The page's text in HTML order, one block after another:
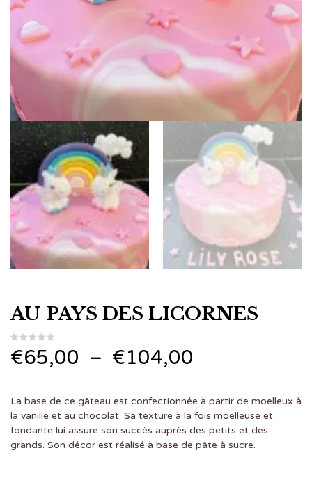
AU PAYS DES LICORNES
€65,00 – €104,00
prix :
€65,00
La base de ce gâteau est confectionnée à partir de moelleux à
la vanille et au chocolat. Sa texture à la fois moelleuse et
fondante lui assure son succès auprès des petits et des
grands. Son décor est réalisé à base de pâte à sucre.